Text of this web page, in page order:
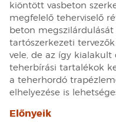
kiöntött vasbeton
megfelelő teherviselő
beton
tartószerkezeti
vele, de az így kialakult
teherbírási tartalékok
a teherhordó
elhelyezése is
Előnyeik